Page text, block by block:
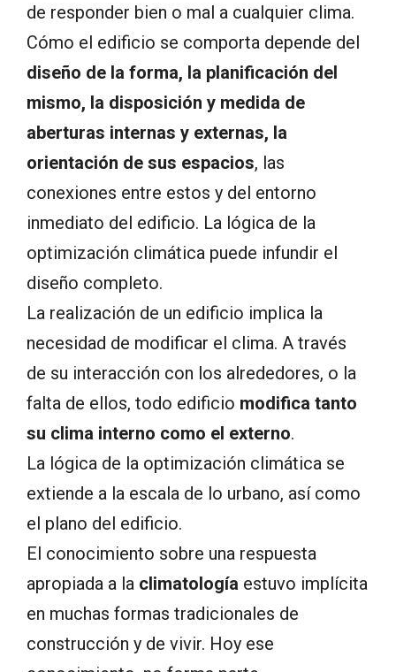
de responder bien o mal a cualquier clima.
Cómo el edificio se comporta depende del
diseño de la forma, la planificación del
mismo, la disposición y medida de
aberturas internas y externas, la
orientación de sus espacios, las
conexiones entre estos y del entorno
inmediato del edificio. La lógica de la
optimización climática puede infundir el
diseño completo.
La realización de un edificio implica la
necesidad de modificar el clima. A través
de su interacción con los alrededores, o la
falta de ellos, todo edificio modifica tanto
su clima interno como el externo.
La lógica de la optimización climática se
extiende a la escala de lo urbano, así como
el plano del edificio.
El conocimiento sobre una respuesta
apropiada a la climatología estuvo implícita
en muchas formas tradicionales de
construcción y de vivir. Hoy ese